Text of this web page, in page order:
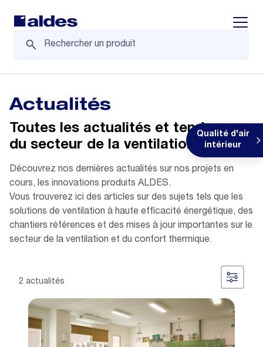
Qualité d'air
intérieur
Actualités
Toutes les actualités et tendances
du secteur de la ventilation
Découvrez nos dernières actualités sur nos projets en
cours, les innovations produits ALDES.
Vous trouverez ici des articles sur des sujets tels que les
solutions de ventilation à haute efficacité énergétique, des
chantiers références et des mises à jour importantes sur le
secteur de la ventilation et du confort thermique.
2 actualités